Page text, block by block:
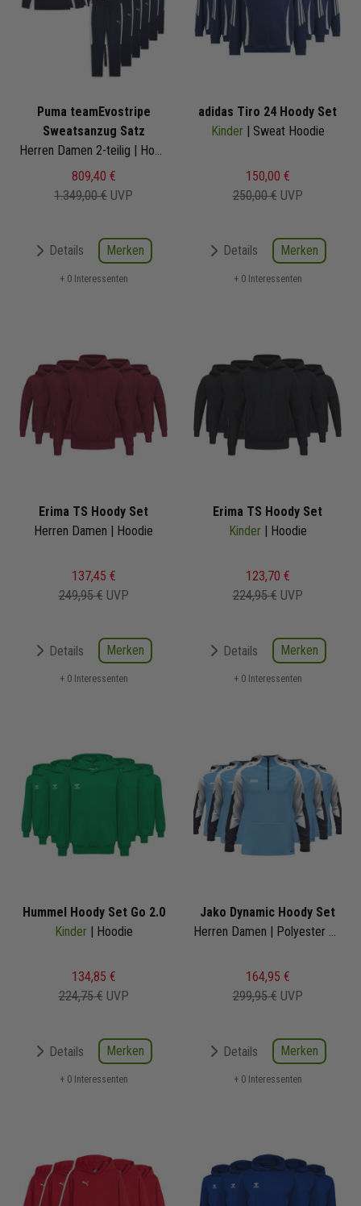
Puma teamEvostripe
Sweatsanzug Satz
809,40 €
1.349,00 € UVP
Details Merken
+ 0 Interessenten
adidas Tiro 24 Hoody Set
Kinder | Sweat Hoodie
150,00 €
250,00 € UVP
Details Merken
+ 0 Interessenten
Erima TS Hoody Set
Herren Damen | Hoodie
137,45 €
249,95 € UVP
Details Merken
+ 0 Interessenten
Erima TS Hoody Set
Kinder | Hoodie
123,70 €
224,95 € UVP
Details Merken
+ 0 Interessenten
Hummel Hoody Set Go 2.0
Kinder | Hoodie
134,85 €
224,75 € UVP
Details Merken
+ 0 Interessenten
Jako Dynamic Hoody Set
Herren Damen | Polyester Hoodie
164,95 €
299,95 € UVP
Details Merken
+ 0 Interessenten